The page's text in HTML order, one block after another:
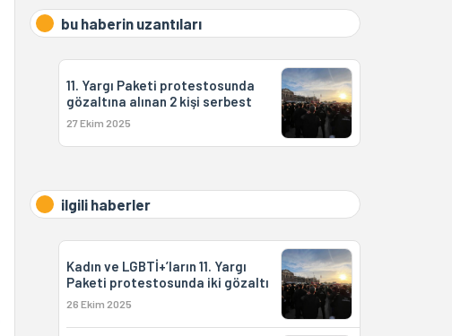
bu haberin uzantıları
11. Yargı Paketi protestosunda
gözaltına alınan 2 kişi serbest
27 Ekim 2025
ilgili haberler
Kadın ve LGBTİ+’ların 11. Yargı
Paketi protestosunda iki gözaltı
26 Ekim 2025